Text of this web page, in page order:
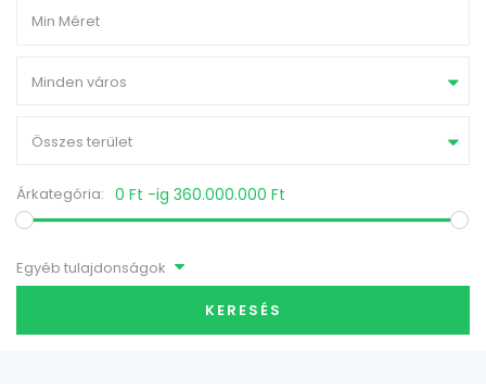
Minden város
Összes terület
Árkategória: 0 Ft -ig 360.000.000 Ft
Egyéb tulajdonságok
KERESÉS